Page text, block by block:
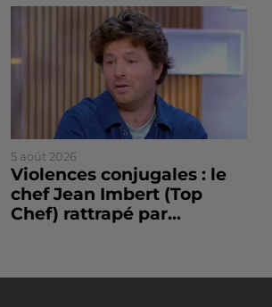
5 août 2026
Violences conjugales : le
chef Jean Imbert (Top
Chef) rattrapé par...